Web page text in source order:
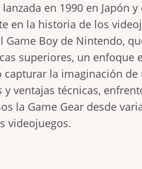
lanzada en 1990 en
en la historia de los
Game Boy de Nintendo,
superiores, un
capturar la imaginación
y ventajas técnicas,
la Game Gear desde
videojuegos.